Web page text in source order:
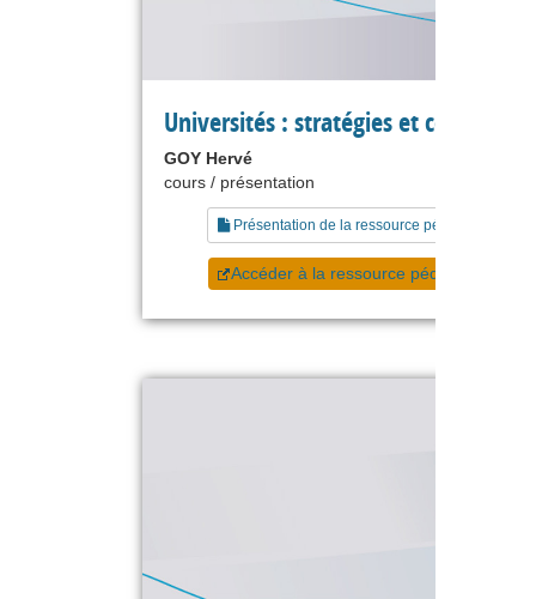
Universités : stratégies et
GOY Hervé
cours / présentation
Présentation de la ressource pédagogique
Accéder à la ressource pédagogique